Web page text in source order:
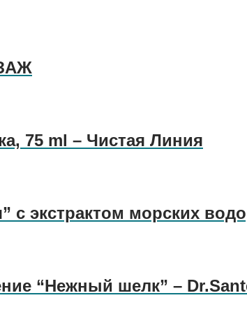
75 ml – Чистая Линия
экстрактом морских
“Нежный шелк” –